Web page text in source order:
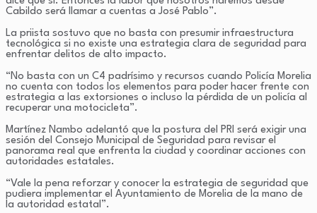
Cabildo será llamar a cuentas a José Pablo”.
La priista sostuvo que no basta con presumir infraestructura
tecnológica si no existe una estrategia clara de seguridad para
enfrentar delitos de alto impacto.
“No basta con un C4 padrísimo y recursos cuando Policía Morelia
no cuenta con todos los elementos para poder hacer frente con
estrategia a las extorsiones o incluso la pérdida de un policía al
recuperar una motocicleta”.
Martínez Nambo adelantó que la postura del PRI será exigir una
sesión del Consejo Municipal de Seguridad para revisar el
panorama real que enfrenta la ciudad y coordinar acciones con
autoridades estatales.
“Vale la pena reforzar y conocer la estrategia de seguridad que
pudiera implementar el Ayuntamiento de Morelia de la mano de
la autoridad estatal”.